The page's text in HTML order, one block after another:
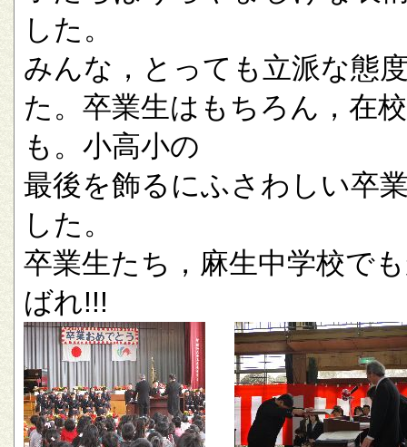
した。
みんな，とっても立派な態
た。卒業生はもちろん，在
も。小高小の
最後を飾るにふさわしい卒
した。
卒業生たち，麻生中学校で
ばれ!!!